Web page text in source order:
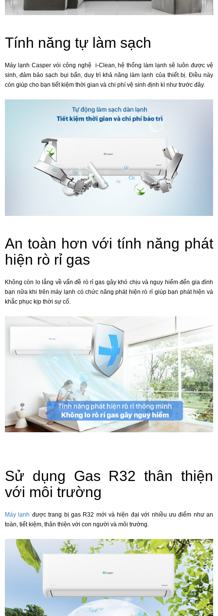
Tính năng tự làm sạch
Máy lạnh Casper vói công nghệ i-Clean, hệ thống làm lạnh sẽ luôn được vệ
sinh, đảm bảo sạch bụi bẩn, duy trì khả năng làm lạnh của thiết bị. Điều này
còn giúp cho bạn tiết kiệm thời gian và chi phí vệ sinh định kì như trước đây.
An toàn hơn với tính năng phát
hiện rò rỉ gas
Không còn lo lắng về vấn đề rò rỉ gas gây khó chịu và nguy hiểm đến gia đình
bạn nữa khi trên máy lạnh có chức năng phát hiện rò rỉ giúp bạn phát hiện và
khắc phục kịp thời sự cố.
Sử dụng Gas R32 thân thiện
với môi trường
Máy lạnh được trang bị gas R32 mới và hiện đại với nhiều ưu điểm như an
toàn, tiết kiệm, thân thiện với con người và môi trường.